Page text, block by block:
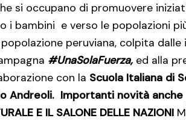
si occupano di promuovere
i bambini e verso le popolazioni
peruviana, colpita dalle
#UnaSolaFuerza, ed alla
con la Scuola Italiana di
Andreoli. Importanti novità
E IL SALONE DELLE NAZIONI